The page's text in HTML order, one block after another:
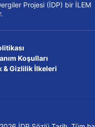
Projesi (İDP) bir İLEM
Koşulları
& Gizlilik İlkeleri